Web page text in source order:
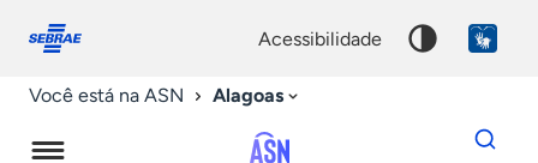
conosco
acessibilidade
Você está na ASN Alagoas
Dados
para